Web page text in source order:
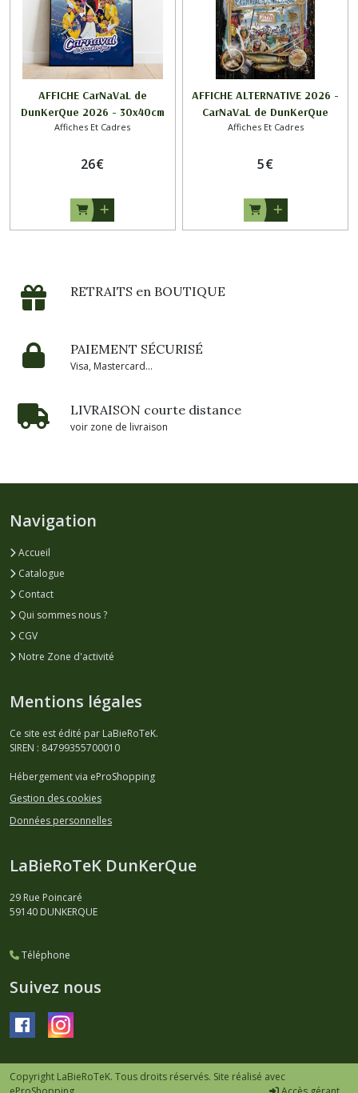
AFFICHE CarNaVaL de
DunKerQue 2026 - 30x40cm
Affiches Et Cadres
26€
AFFICHE ALTERNATIVE 2026 -
CarNaVaL de DunKerQue
Affiches Et Cadres
5€
RETRAITS en BOUTIQUE
PAIEMENT SÉCURISÉ
Visa, Mastercard...
LIVRAISON courte distance
voir zone de livraison
Navigation
Accueil
Catalogue
Contact
Qui sommes nous ?
CGV
Notre Zone d'activité
Mentions légales
Ce site est édité par LaBieRoTeK.
SIREN : 84799355700010
Hébergement via eProShopping
Gestion des cookies
Données personnelles
LaBieRoTeK DunKerQue
29 Rue Poincaré
59140 DUNKERQUE
Téléphone
Suivez nous
Copyright LaBieRoTeK. Tous droits réservés. Site réalisé avec